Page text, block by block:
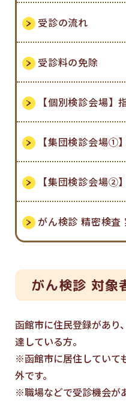
受診の流れ
受診料の免除
【個別検診会場】
【集団検診会場①
【集団検診会場②
がん検診 精密検査
がん検診 対象
函館市に住民登録があり
達している方。
※函館市に居住していて
外です。
※職場などで受診機会が